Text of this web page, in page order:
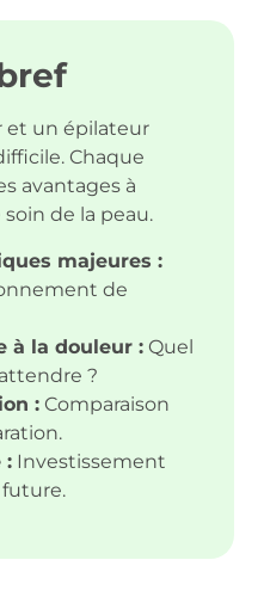
et un épilateur
Chaque
avantages à
de la peau.
majeures :
de
à la douleur : Quel
?
: Comparaison
: Investissement